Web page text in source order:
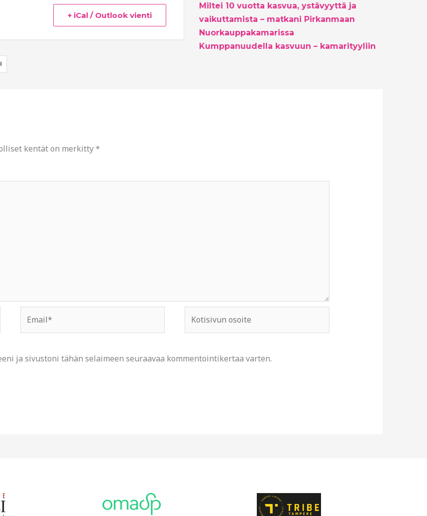
+ iCal / Outlook vienti
Miltei 10 vuotta kasvua, ystävyyttä ja
vaikuttamista – matkani Pirkanmaan
Nuorkauppakamarissa
Kumppanuudella kasvuun – kamarityyliin
kentät on merkitty*
osoite
ja sivustoni tähän selaimeen seuraavaa kommentointikertaa varten.